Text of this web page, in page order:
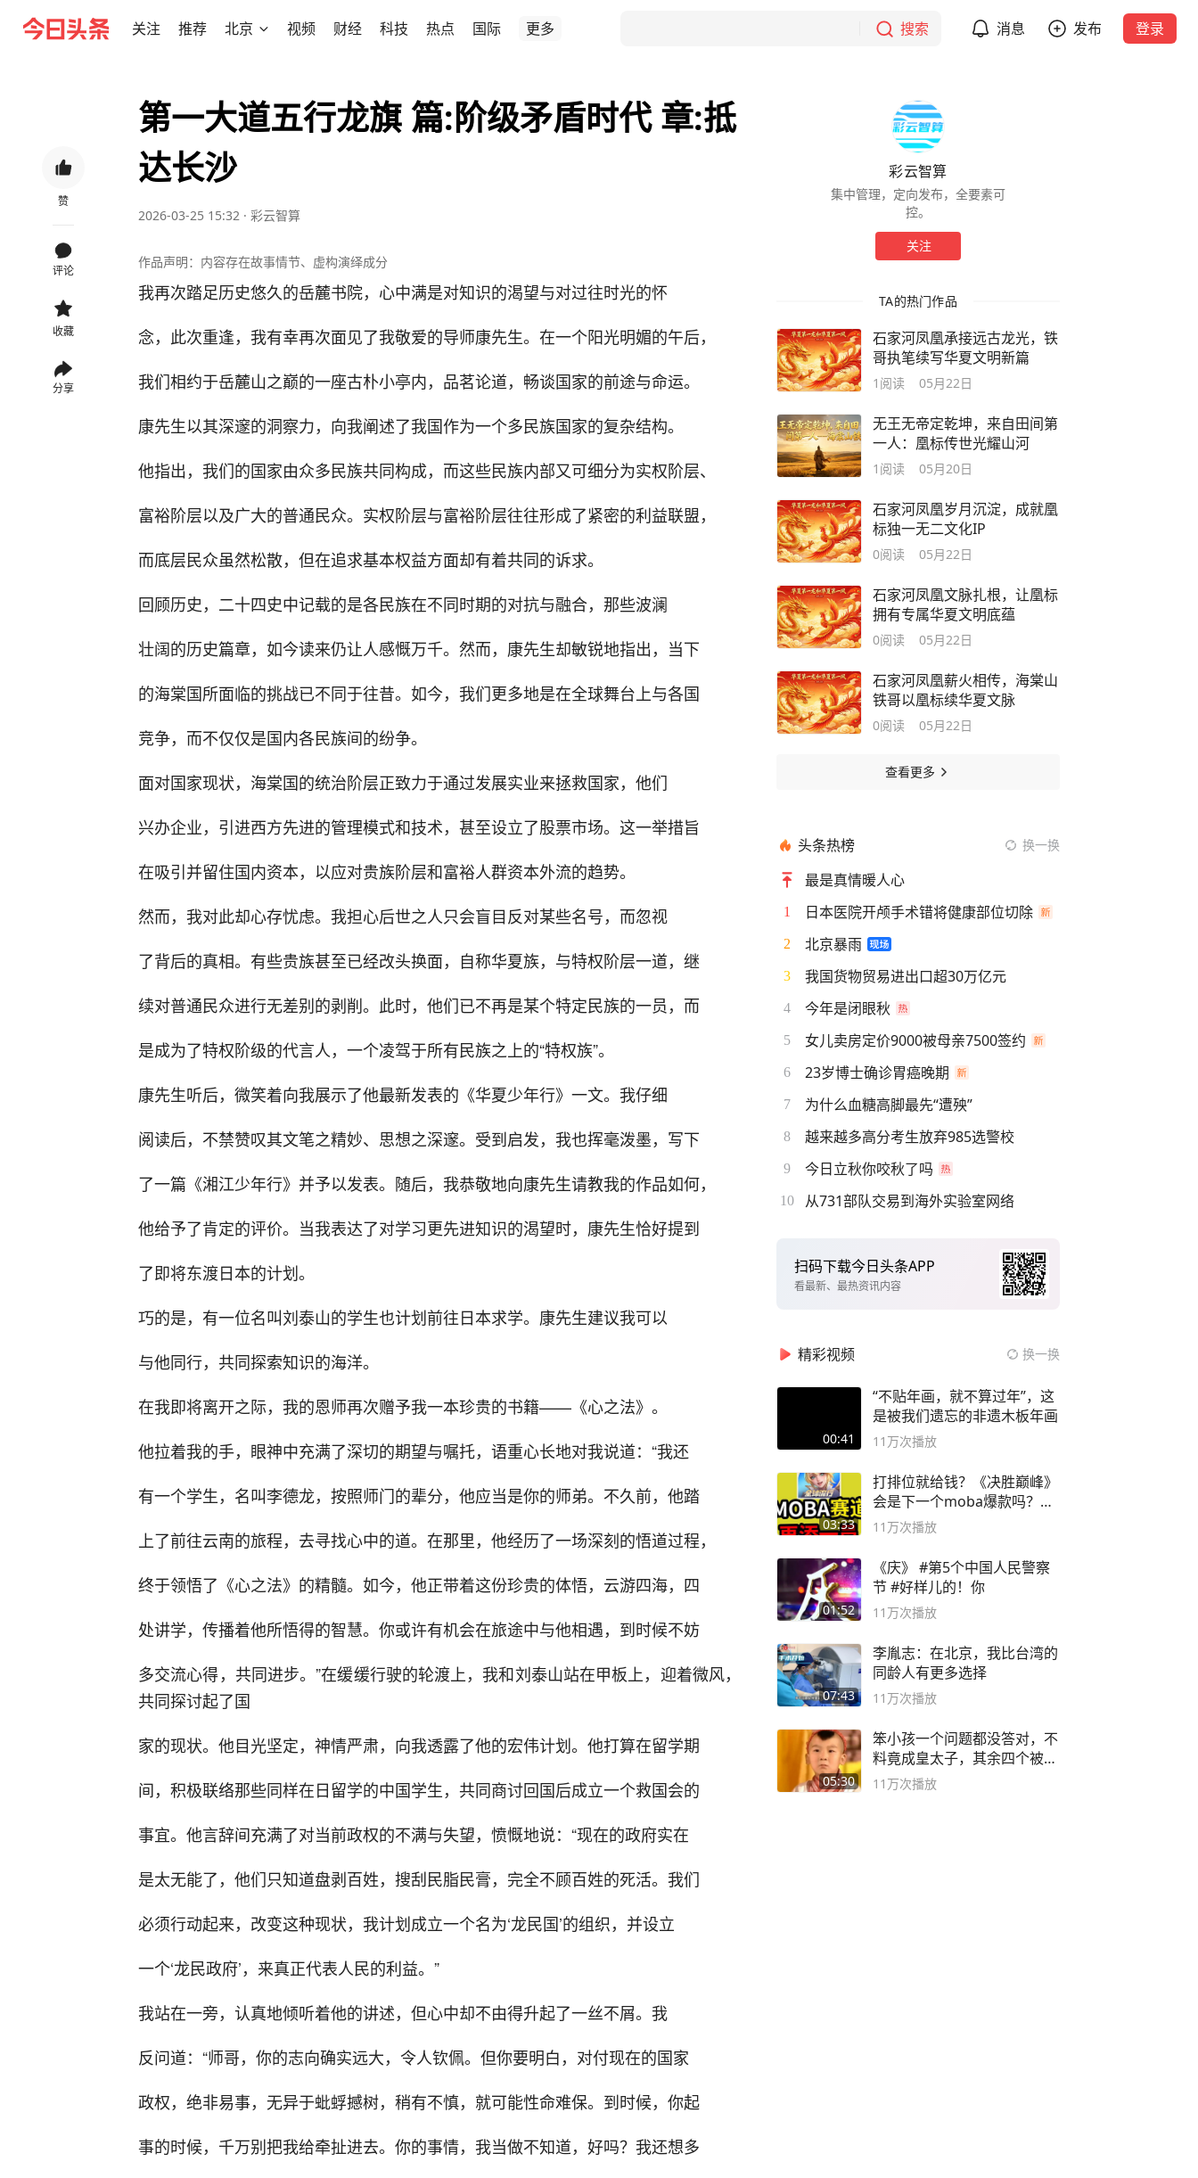
关注 推荐 北京 视频 财经 科技 热点 国际 更多 搜索 消息 发布 登录
赞
评论
收藏
分享
第一大道五行龙旗 篇:阶级矛盾时代 章:抵
达长沙
2026-03-25 15:32 · 彩云智算
作品声明：内容存在故事情节、虚构演绎成分
我再次踏足历史悠久的岳麓书院，心中满是对知识的渴望与对过往时光的怀
念，此次重逢，我有幸再次面见了我敬爱的导师康先生。在一个阳光明媚的午后，
我们相约于岳麓山之巅的一座古朴小亭内，品茗论道，畅谈国家的前途与命运。
康先生以其深邃的洞察力，向我阐述了我国作为一个多民族国家的复杂结构。
他指出，我们的国家由众多民族共同构成，而这些民族内部又可细分为实权阶层、
富裕阶层以及广大的普通民众。实权阶层与富裕阶层往往形成了紧密的利益联盟，
而底层民众虽然松散，但在追求基本权益方面却有着共同的诉求。
回顾历史，二十四史中记载的是各民族在不同时期的对抗与融合，那些波澜
壮阔的历史篇章，如今读来仍让人感慨万千。然而，康先生却敏锐地指出，当下
的海棠国所面临的挑战已不同于往昔。如今，我们更多地是在全球舞台上与各国
竞争，而不仅仅是国内各民族间的纷争。
面对国家现状，海棠国的统治阶层正致力于通过发展实业来拯救国家，他们
兴办企业，引进西方先进的管理模式和技术，甚至设立了股票市场。这一举措旨
在吸引并留住国内资本，以应对贵族阶层和富裕人群资本外流的趋势。
然而，我对此却心存忧虑。我担心后世之人只会盲目反对某些名号，而忽视
了背后的真相。有些贵族甚至已经改头换面，自称华夏族，与特权阶层一道，继
续对普通民众进行无差别的剥削。此时，他们已不再是某个特定民族的一员，而
是成为了特权阶级的代言人，一个凌驾于所有民族之上的“特权族”。
康先生听后，微笑着向我展示了他最新发表的《华夏少年行》一文。我仔细
阅读后，不禁赞叹其文笔之精妙、思想之深邃。受到启发，我也挥毫泼墨，写下
了一篇《湘江少年行》并予以发表。随后，我恭敬地向康先生请教我的作品如何，
他给予了肯定的评价。当我表达了对学习更先进知识的渴望时，康先生恰好提到
了即将东渡日本的计划。
巧的是，有一位名叫刘泰山的学生也计划前往日本求学。康先生建议我可以
与他同行，共同探索知识的海洋。
在我即将离开之际，我的恩师再次赠予我一本珍贵的书籍——《心之法》。
他拉着我的手，眼神中充满了深切的期望与嘱托，语重心长地对我说道：“我还
有一个学生，名叫李德龙，按照师门的辈分，他应当是你的师弟。不久前，他踏
上了前往云南的旅程，去寻找心中的道。在那里，他经历了一场深刻的悟道过程，
终于领悟了《心之法》的精髓。如今，他正带着这份珍贵的体悟，云游四海，四
处讲学，传播着他所悟得的智慧。你或许有机会在旅途中与他相遇，到时候不妨
多交流心得，共同进步。”在缓缓行驶的轮渡上，我和刘泰山站在甲板上，迎着微风，
共同探讨起了国
家的现状。他目光坚定，神情严肃，向我透露了他的宏伟计划。他打算在留学期
间，积极联络那些同样在日留学的中国学生，共同商讨回国后成立一个救国会的
事宜。他言辞间充满了对当前政权的不满与失望，愤慨地说：“现在的政府实在
是太无能了，他们只知道盘剥百姓，搜刮民脂民膏，完全不顾百姓的死活。我们
必须行动起来，改变这种现状，我计划成立一个名为‘龙民国’的组织，并设立
一个‘龙民政府’，来真正代表人民的利益。”
我站在一旁，认真地倾听着他的讲述，但心中却不由得升起了一丝不屑。我
反问道：“师哥，你的志向确实远大，令人钦佩。但你要明白，对付现在的国家
政权，绝非易事，无异于蚍蜉撼树，稍有不慎，就可能性命难保。到时候，你起
事的时候，千万别把我给牵扯进去。你的事情，我当做不知道，好吗？我还想多
彩云智算
集中管理，定向发布，全要素可
控。
关注
TA的热门作品
石家河凤凰承接远古龙光，铁
哥执笔续写华夏文明新篇
1 阅读 05月22日
无王无帝定乾坤，来自田间第
一人：凰标传世光耀山河
1 阅读 05月20日
石家河凤凰岁月沉淀，成就凰
标独一无二文化IP
0阅读 05月22日
石家河凤凰文脉扎根，让凰标
拥有专属华夏文明底蕴
0阅读 05月22日
石家河凤凰薪火相传，海棠山
铁哥以凰标续华夏文脉
0阅读 05月22日
查看更多
头条热榜 换一换
最是真情暖人心
1 日本医院开颅手术错将健康部位切除
2 北京暴雨
3 我国货物贸易进出口超30万亿元
4 今年是闭眼秋
5 女儿卖房定价9000被母亲7500签约
6 23岁博士确诊胃癌晚期
7 为什么血糖高脚最先“遭殃”
8 越来越多高分考生放弃985选警校
9 今日立秋你咬秋了吗
10 从731部队交易到海外实验室网络
扫码下载今日头条APP
看最新、最热资讯内容
精彩视频 换一换
00:41
“不贴年画，就不算过年”，这
是被我们遗忘的非遗木板年画
11万次播放
03:33
打排位就给钱？《决胜巅峰》
会是下一个moba爆款吗？#
决胜巅峰
11万次播放
01:52
《庆》 #第5个中国人民警察
节 #好样儿的！你
11万次播放
07:43
李胤志：在北京，我比台湾的
同龄人有更多选择
11万次播放
05:30
笨小孩一个问题都没答对，不
料竟成皇太子，其余四个被处
死
11万次播放